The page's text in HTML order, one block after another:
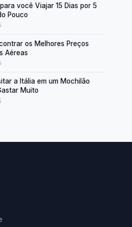
você Viajar 15 Dias por 5
Pouco
os Melhores Preços
Aéreas
a Itália em um Mochilão
Muito